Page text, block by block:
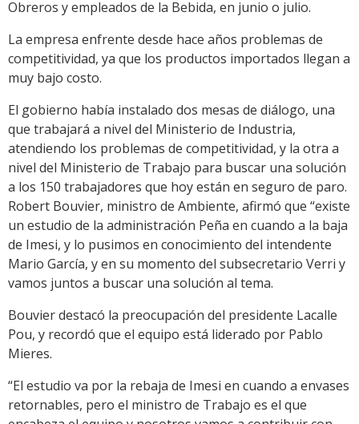
Obreros y empleados de la Bebida, en junio o julio.
La empresa enfrente desde hace años problemas de
competitividad, ya que los productos importados llegan a
muy bajo costo.
El gobierno había instalado dos mesas de diálogo, una
que trabajará a nivel del Ministerio de Industria,
atendiendo los problemas de competitividad, y la otra a
nivel del Ministerio de Trabajo para buscar una solución
a los 150 trabajadores que hoy están en seguro de paro.
Robert Bouvier, ministro de Ambiente, afirmó que “existe
un estudio de la administración Peña en cuando a la baja
de Imesi, y lo pusimos en conocimiento del intendente
Mario García, y en su momento del subsecretario Verri y
vamos juntos a buscar una solución al tema.
Bouvier destacó la preocupación del presidente Lacalle
Pou, y recordó que el equipo está liderado por Pablo
Mieres.
“El estudio va por la rebaja de Imesi en cuando a envases
retornables, pero el ministro de Trabajo es el que